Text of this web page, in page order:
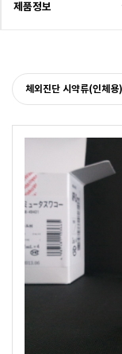
제품정보
체외진단 시약류(인체용)